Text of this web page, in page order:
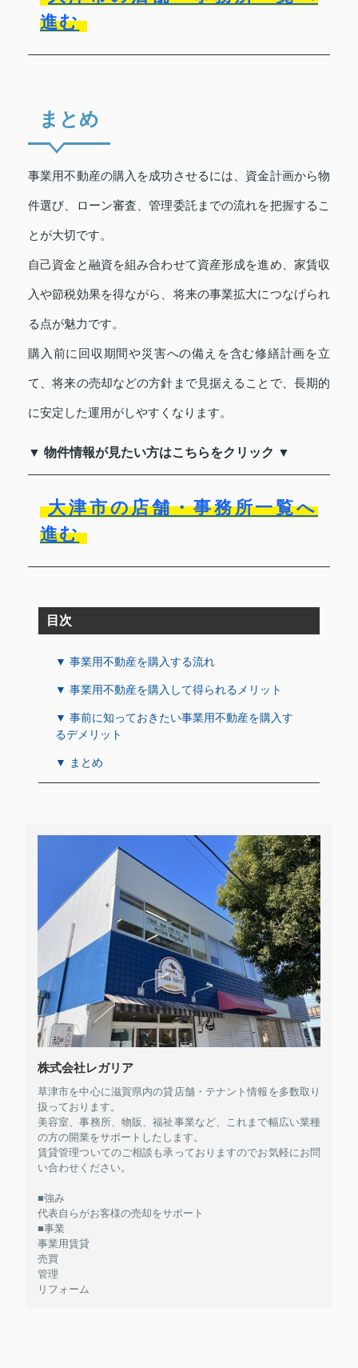
進む
まとめ
事業用不動産の購入を成功させるには、資金計画から物
件選び、ローン審査、管理委託までの流れを把握するこ
とが大切です。
自己資金と融資を組み合わせて資産形成を進め、家賃収
入や節税効果を得ながら、将来の事業拡大につなげられ
る点が魅力です。
購入前に回収期間や災害への備えを含む修繕計画を立
て、将来の売却などの方針まで見据えることで、長期的
に安定した運用がしやすくなります。
▼ 物件情報が見たい方はこちらをクリック ▼
大津市の店舗・事務所一覧へ
進む
目次
▼ 事業用不動産を購入する流れ
▼ 事業用不動産を購入して得られるメリット
▼ 事前に知っておきたい事業用不動産を購入す
るデメリット
▼ まとめ
株式会社レガリア
草津市を中心に滋賀県内の貸店舗・テナント情報を多数取り
扱っております。
美容室、事務所、物販、福祉事業など、これまで幅広い業種
の方の開業をサポートしたします。
賃貸管理ついてのご相談も承っておりますのでお気軽にお問
い合わせください。
■強み
代表自らがお客様の売却をサポート
■事業
事業用賃貸
売買
管理
リフォーム